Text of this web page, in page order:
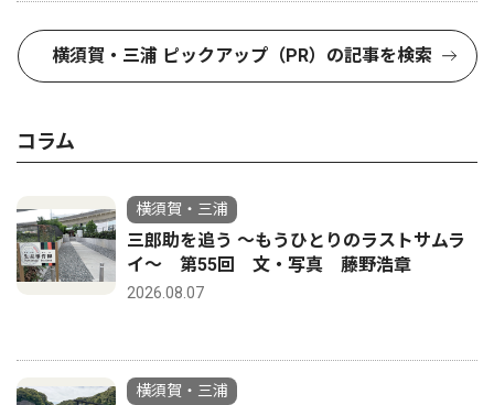
横須賀・三浦 ピックアップ（PR）の記事を検索
コラム
横須賀・三浦
三郎助を追う 〜もうひとりのラストサムラ
イ〜 第55回 文・写真 藤野浩章
2026.08.07
横須賀・三浦